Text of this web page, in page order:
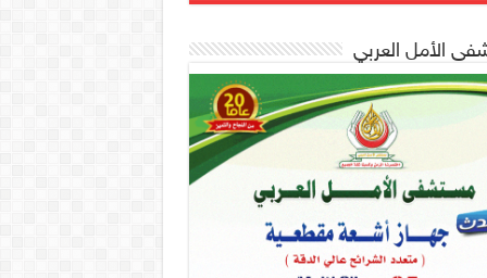
الأمل العربي